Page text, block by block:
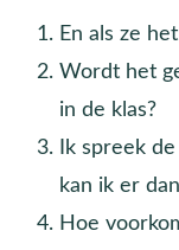
En als ze
Wordt het
in de klas?
Ik spreek
kan ik er
Hoe